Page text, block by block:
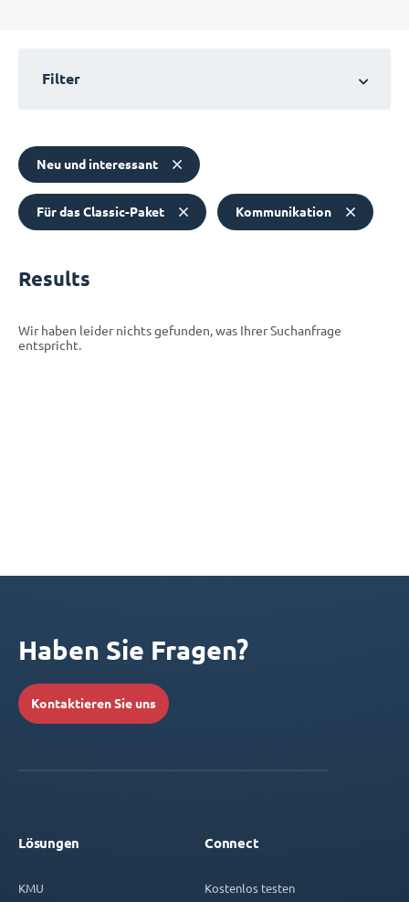
Filter
Neu und interessant
Für das Classic-Paket Kommunikation
Results
Wir haben leider nichts gefunden, was Ihrer Suchanfrage
entspricht.
Haben Sie Fragen?
Kontaktieren Sie uns
Lösungen
KMU
Connect
Kostenlos testen